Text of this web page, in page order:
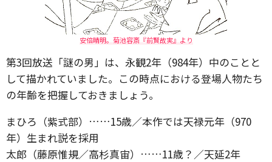
安倍晴明。菊池容斎『前賢故実』より
第3回放送「謎の男」は、永観2年（984年）中のことと
して描かれていました。この時点における登場人物たち
の年齢を把握しておきましょう。
まひろ（紫式部）……15歳／本作では天禄元年（970
年）生まれ説を採用
太郎（藤原惟規／高杉真宙）……11歳？／天延2年